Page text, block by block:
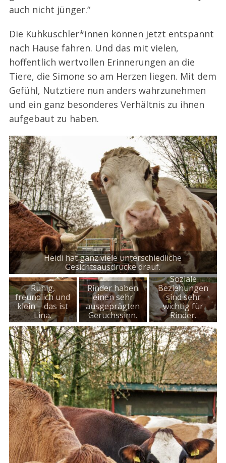
auch nicht jünger.“
Die Kuhkuschler*innen können jetzt entspannt
nach Hause fahren. Und das mit vielen,
hoffentlich wertvollen Erinnerungen an die
Tiere, die Simone so am Herzen liegen. Mit dem
Gefühl, Nutztiere nun anders wahrzunehmen
und ein ganz besonderes Verhältnis zu ihnen
aufgebaut zu haben.
Heidi hat ganz viele unterschiedliche
Gesichtsausdrücke drauf.
Ruhig,
freundlich und
klein – das ist
Lina.
Rinder haben
einen sehr
ausgeprägten
Geruchssinn.
Soziale
Beziehungen
sind sehr
wichtig für
Rinder.